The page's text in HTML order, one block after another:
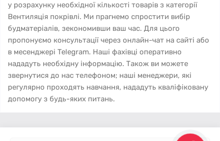
у розрахунку необхідної кількості товарів з категорії
Вентиляція покрівлі. Ми прагнемо спростити вибір
будматеріалів, зекономивши ваш час. Для цього
пропонуємо консультації через онлайн-чат на сайті або
в месенджері Telegram. Наші фахівці оперативно
нададуть необхідну інформацію. Також ви можете
звернутися до нас телефоном; наші менеджери, які
регулярно проходять навчання, нададуть кваліфіковану
допомогу з будь-яких питань.